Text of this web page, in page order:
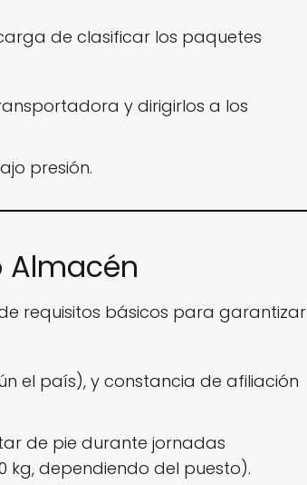
de clasificar los paquetes
y dirigirlos a los
presión.
Almacén
requisitos básicos para garantizar
el país), y constancia de afiliación
de pie durante jornadas
dependiendo del puesto).